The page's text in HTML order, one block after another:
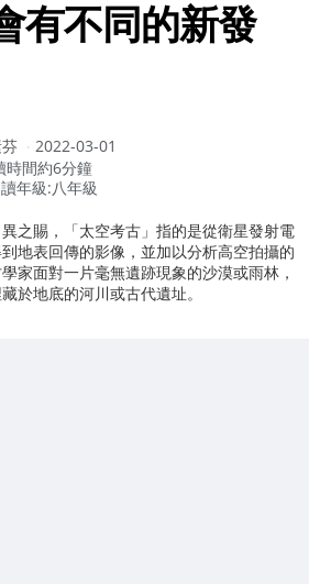
有不同的新發
2022-03-01
時間約6分鐘
年級:八年級
之賜，「太空考古」指的是從衛星發射電
地表回傳的影像，並加以分析高空拍攝的
家面對一片毫無遺跡現象的沙漠或雨林，
於地底的河川或古代遺址。